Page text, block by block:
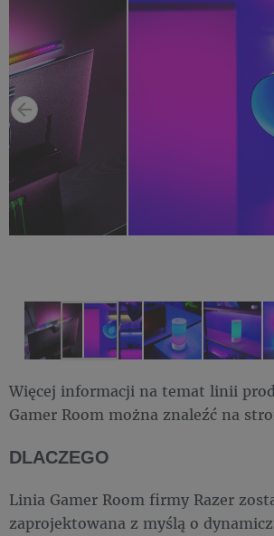
Więcej informacji na temat linii
Gamer Room można znaleźć na
DLACZEGO
Linia Gamer Room firmy Razer
zaprojektowana z myślą o